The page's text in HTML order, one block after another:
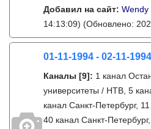
Добавил на сайт: Wendy
14:13:09) (Обновлено:
01-11-1994 - 02-11-1994
Каналы [9]: 1 канал
университеты / НТВ, 5
канал Санкт-Петербург,
40 канал Санкт-